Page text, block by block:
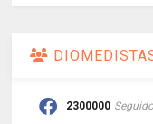
2300000